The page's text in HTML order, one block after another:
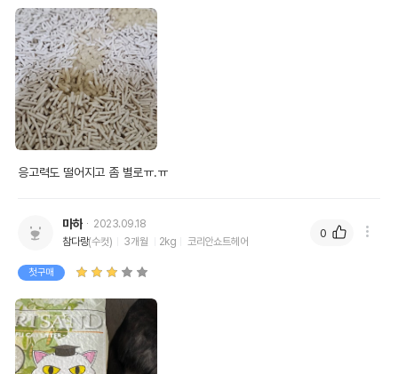
응고력도 떨어지고 좀 별로ㅠ.ㅠ
마하
2023.09.18
참다랑(수컷) 3개월 2kg 코리안쇼트헤어
첫구매
0